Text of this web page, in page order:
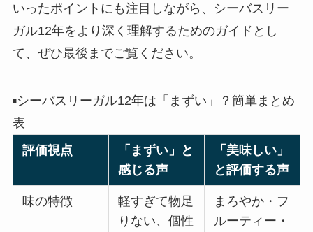
いったポイントにも注目しながら、シーバスリー
ガル12年をより深く理解するためのガイドとし
て、ぜひ最後までご覧ください。
▪️シーバスリーガル12年は「まずい」？簡単まとめ
表
評価視点
「まずい」と
感じる声
「美味しい」
と評価する声
味の特徴
軽すぎて物足
りない、個性
まろやか・フ
ルーティー・